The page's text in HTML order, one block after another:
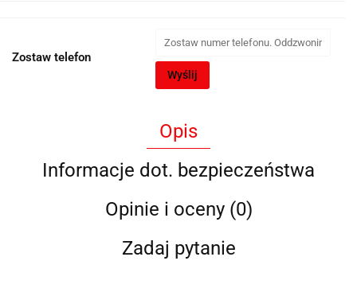
Zostaw telefon
Wyślij
Opis
Informacje dot. bezpieczeństwa
Opinie i oceny (0)
Zadaj pytanie